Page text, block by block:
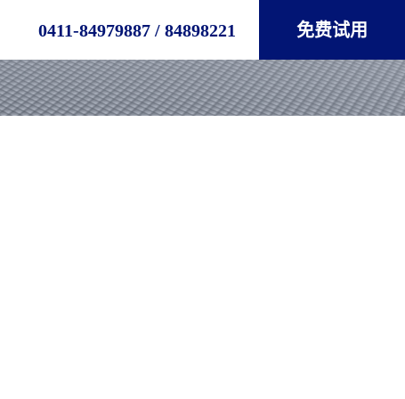
0411-84979887 / 84898221 免费试用